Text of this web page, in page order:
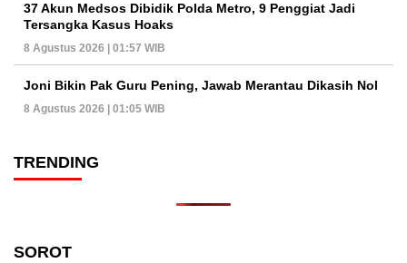
37 Akun Medsos Dibidik Polda Metro, 9 Penggiat Jadi
Tersangka Kasus Hoaks
8 Agustus 2026 | 01:57 WIB
Joni Bikin Pak Guru Pening, Jawab Merantau Dikasih Nol
8 Agustus 2026 | 01:05 WIB
TRENDING
SOROT